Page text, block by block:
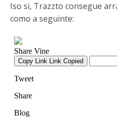
Iso si, Trazzto consegue
como a seguinte: